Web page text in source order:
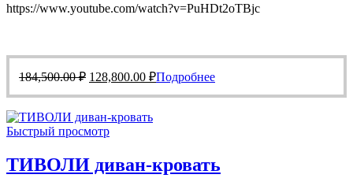
https://www.youtube.com/watch?v=PuHDt2oTBjc
184,500.00₽ Первоначальная
составляла
184,500.00 ₽.
128,800.00 ₽Текущая
цена:
Подробнее
Быстрый просмотр
ТИВОЛИ диван-кровать